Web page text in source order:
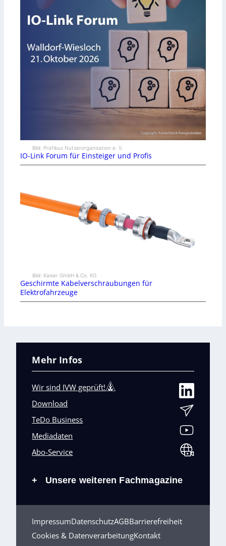
Bild: Profibus Nutzerorganisation e. V.
IO-Link Forum für Einsteiger und Profis
Bild: Kaiser GmbH & Co. KG
Geschirmte Kabelverschraubungen für
Elektrofahrzeuge
Mehr Infos
Wir sind IVW geprüft!
Download
TeDo Business
Mediadaten
Abo-Service
+ Unsere weiteren Fachmagazine
ImpressumDatenschutzAGBBarrierefreiheit
Cookies & DatenverarbeitungKontakt